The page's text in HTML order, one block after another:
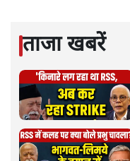
पवन उप्रेतीकी और स्टोरी पढ़ें